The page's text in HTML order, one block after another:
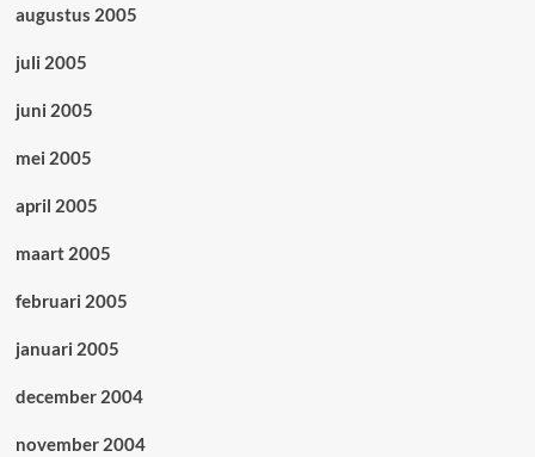
augustus 2005
juli 2005
juni 2005
mei 2005
april 2005
maart 2005
februari 2005
januari 2005
december 2004
november 2004